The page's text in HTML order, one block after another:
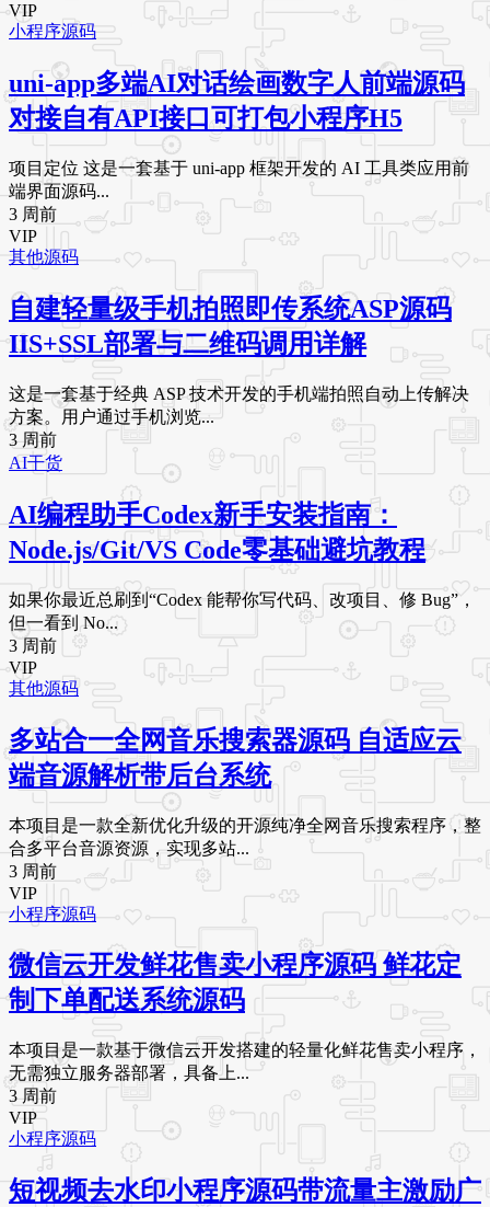
VIP
小程序源码
uni-app多端AI对话绘画数字人前端源码
对接自有API接口可打包小程序H5
项目定位 这是一套基于 uni-app 框架开发的 AI 工具类应用前
端界面源码...
3 周前
VIP
其他源码
自建轻量级手机拍照即传系统ASP源码
IIS+SSL部署与二维码调用详解
这是一套基于经典 ASP 技术开发的手机端拍照自动上传解决
方案。用户通过手机浏览...
3 周前
AI干货
AI编程助手Codex新手安装指南：
Node.js/Git/VS Code零基础避坑教程
如果你最近总刷到“Codex 能帮你写代码、改项目、修 Bug”，
但一看到 No...
3 周前
VIP
其他源码
多站合一全网音乐搜索器源码 自适应云
端音源解析带后台系统
本项目是一款全新优化升级的开源纯净全网音乐搜索程序，整
合多平台音源资源，实现多站...
3 周前
VIP
小程序源码
微信云开发鲜花售卖小程序源码 鲜花定
制下单配送系统源码
本项目是一款基于微信云开发搭建的轻量化鲜花售卖小程序，
无需独立服务器部署，具备上...
3 周前
VIP
小程序源码
短视频去水印小程序源码带流量主激励广